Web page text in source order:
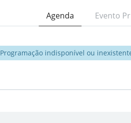
Agenda Evento
Programação indisponível ou